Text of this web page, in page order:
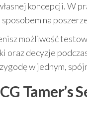
koncepcji. W
na
możliwość
oraz decyzje
w jednym,
Tamer’s